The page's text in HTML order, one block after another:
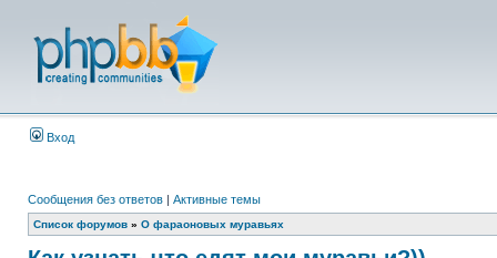
Вход
Сообщения без ответов | Активные темы
Список форумов » О фараоновых муравьях